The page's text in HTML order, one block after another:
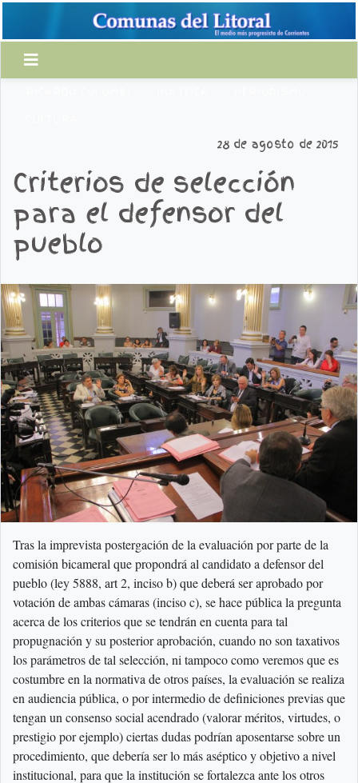
28 de agosto de 2015
Criterios de selección
para el defensor del
pueblo
Tras la imprevista postergación de la evaluación por parte de la
comisión bicameral que propondrá al candidato a defensor del
pueblo (ley 5888, art 2, inciso b) que deberá ser aprobado por
votación de ambas cámaras (inciso c), se hace pública la pregunta
acerca de los criterios que se tendrán en cuenta para tal
propugnación y su posterior aprobación, cuando no son taxativos
los parámetros de tal selección, ni tampoco como veremos que es
costumbre en la normativa de otros países, la evaluación se realiza
en audiencia pública, o por intermedio de definiciones previas que
tengan un consenso social acendrado (valorar méritos, virtudes, o
prestigio por ejemplo) ciertas dudas podrían aposentarse sobre un
procedimiento, que debería ser lo más aséptico y objetivo a nivel
institucional, para que la institución se fortalezca ante los otros